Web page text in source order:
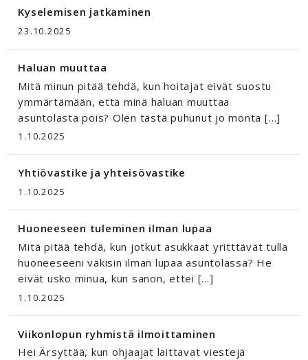
Kyselemisen jatkaminen
23.10.2025
Haluan muuttaa
Mitä minun pitää tehdä, kun hoitajat eivät suostu
ymmärtämään, että minä haluan muuttaa
asuntolasta pois? Olen tästä puhunut jo monta […]
1.10.2025
Yhtiövastike ja yhteisövastike
1.10.2025
Huoneeseen tuleminen ilman lupaa
Mitä pitää tehdä, kun jotkut asukkaat yritttävät tulla
huoneeseeni väkisin ilman lupaa asuntolassa? He
eivät usko minua, kun sanon, ettei […]
1.10.2025
Viikonlopun ryhmistä ilmoittaminen
Hei Ärsyttää, kun ohjaajat laittavat viestejä